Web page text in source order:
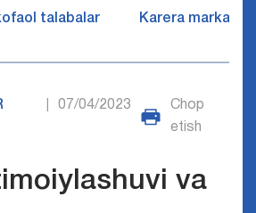
talabalar Karera markazi
07/04/2023
Chop
etish
va